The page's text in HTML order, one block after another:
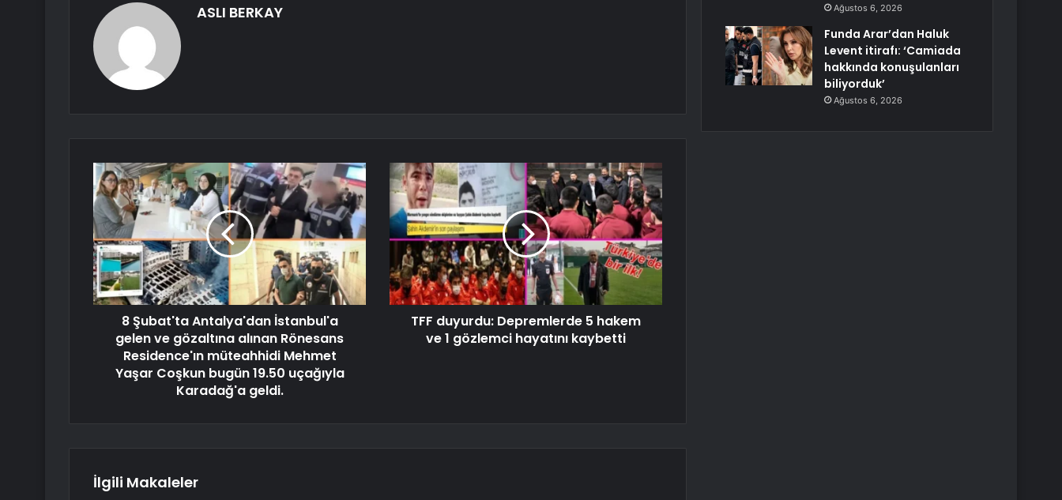
ASLI BERKAY
8 Şubat'ta Antalya'dan İstanbul'a
gelen ve gözaltına alınan Rönesans
Residence'ın müteahhidi Mehmet
Yaşar Coşkun bugün 19.50 uçağıyla
Karadağ'a geldi.
TFF duyurdu: Depremlerde 5 hakem
ve 1 gözlemci hayatını kaybetti
İlgili Makaleler
Ağustos 6, 2026
Funda Arar’dan Haluk
Levent itirafı: ‘Camiada
hakkında konuşulanları
biliyorduk’
Ağustos 6, 2026